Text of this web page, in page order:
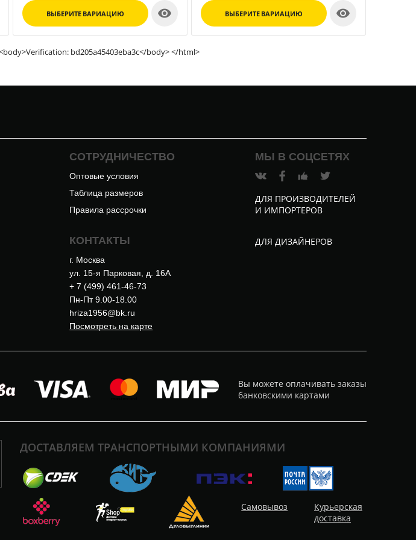
ВЫБЕРИТЕ ВАРИАЦИЮ  ВЫБЕРИТЕ ВАРИАЦИЮ 
bd205a45403eba3c</body> </html>
СОТРУДНИЧЕСТВО
Оптовые условия
Таблица размеров
Правила рассрочки
КОНТАКТЫ
г. Москва
ул. 15-я Парковая, д. 16А
+ 7 (499) 461-46-73
Пн-Пт 9.00-18.00
hriza1956@bk.ru
Посмотреть на карте
МЫ В СОЦСЕТЯХ
ДЛЯ ПРОИЗВОДИТЕЛЕЙ
И ИМПОРТЕРОВ
ДЛЯ ДИЗАЙНЕРОВ
Вы можете оплачивать заказы
банковскими картами
ДОСТАВЛЯЕМ ТРАНСПОРТНЫМИ КОМПАНИЯМИ
Самовывоз
Курьерская
доставка